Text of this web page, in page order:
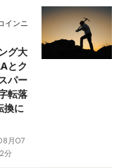
インニ
グ大
とク
パー
転落
に
月07
分